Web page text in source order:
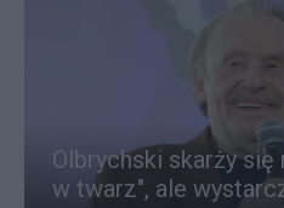
Olbrychski skarży się
w twarz", ale